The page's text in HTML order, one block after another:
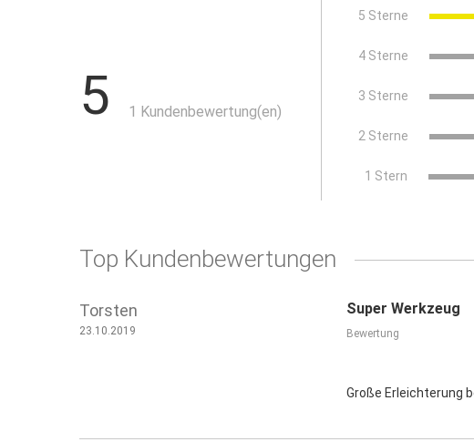
5 1 Kundenbewertung(en)
5 Sterne
4 Sterne
3 Sterne
2 Sterne
1 Stern
Top Kundenbewertungen
Torsten
23.10.2019
Super Werkzeug
Bewertung
Große Erleichterung